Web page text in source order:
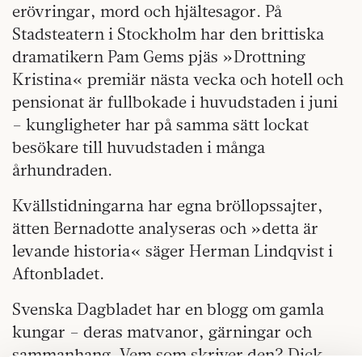
erövringar, mord och hjältesagor. På
Stadsteatern i Stockholm har den brittiska
dramatikern Pam Gems pjäs »Drottning
Kristina« premiär nästa vecka och hotell och
pensionat är fullbokade i huvudstaden i juni
– kungligheter har på samma sätt lockat
besökare till huvudstaden i många
århundraden.
Kvällstidningarna har egna bröllopssajter,
ätten Bernadotte analyseras och »detta är
levande historia« säger Herman Lindqvist i
Aftonbladet.
Svenska Dagbladet har en blogg om gamla
kungar – deras matvanor, gärningar och